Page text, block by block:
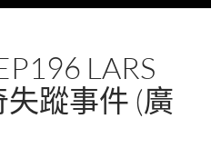
LARS
蹤事件 (廣